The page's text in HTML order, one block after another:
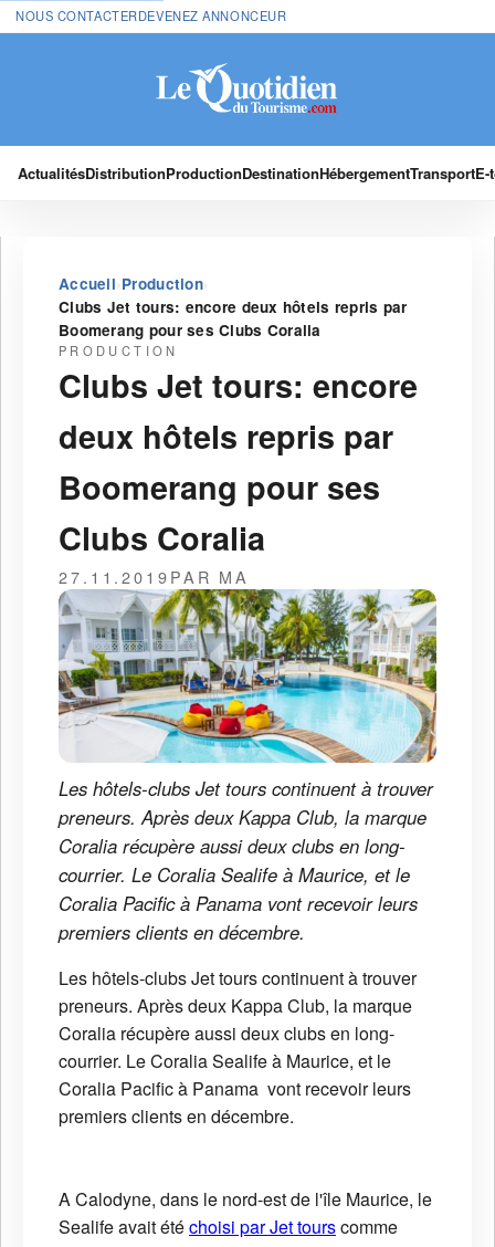
NOUS CONTACTERDEVENEZ ANNONCEUR
ActualitésDistributionProductionDestinationHébergementTransport
Accueil›Production›
Clubs Jet tours: encore deux hôtels repris par
Boomerang pour ses Clubs Coralia
PRODUCTION
Clubs Jet tours: encore
deux hôtels repris par
Boomerang pour ses
Clubs Coralia
27.11.2019PAR MA
Les hôtels-clubs Jet tours continuent à trouver
preneurs. Après deux Kappa Club, la marque
Coralia récupère aussi deux clubs en long-
courrier. Le Coralia Sealife à Maurice, et le
Coralia Pacific à Panama vont recevoir leurs
premiers clients en décembre.
Les hôtels-clubs Jet tours continuent à trouver
preneurs. Après deux Kappa Club, la marque
Coralia récupère aussi deux clubs en long-
courrier. Le Coralia Sealife à Maurice, et le
Coralia Pacific à Panama vont recevoir leurs
premiers clients en décembre.
A Calodyne, dans le nord-est de l'île Maurice, le
Sealife avait étéchoisi par Jet tourscomme